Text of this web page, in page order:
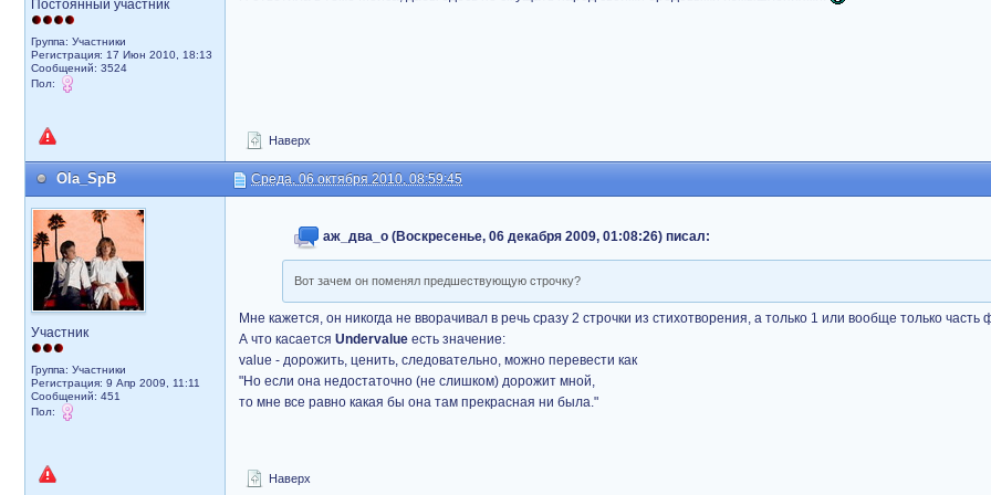
Постоянный участник
Группа: Участники
Регистрация: 17 Июн 2010, 18:13
Сообщений: 3524
Пол:
Наверх
Ola_SpB Среда, 06 октября 2010, 08:59:45
Участник
Группа: Участники
Регистрация: 9 Апр 2009, 11:11
Сообщений: 451
Пол:
аж_два_о (Воскресенье, 06 декабря 2009, 01:08:26) писал:
Вот зачем он поменял предшествующую строчку?
Мне кажется, он никогда не вворачивал в речь сразу 2 строчки из стихотворения, а только 1 или вообще только часть
А что касается Undervalue есть значение:
value - дорожить, ценить, следовательно, можно перевести как
"Но если она недостаточно (не слишком) дорожит мной,
то мне все равно какая бы она там прекрасная ни была."
Наверх